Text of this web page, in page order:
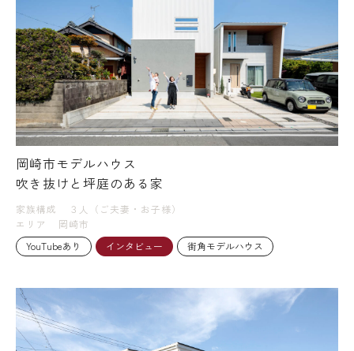
岡崎市モデルハウス
吹き抜けと坪庭のある家
家族構成
３人（ご夫妻・お子様）
エリア
岡崎市
YouTubeあり
インタビュー 街角モデルハウス